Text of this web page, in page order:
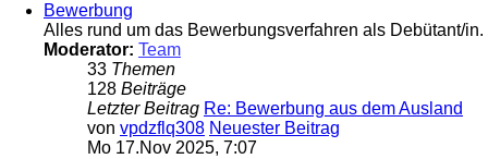
Bewerbung
Alles rund um das Bewerbungsverfahren als Debütant/in.
Moderator: Team
33 Themen
128 Beiträge
Letzter Beitrag Re: Bewerbung aus dem Ausland
von vpdzflq308 Neuester Beitrag
Mo 17.Nov 2025, 7:07